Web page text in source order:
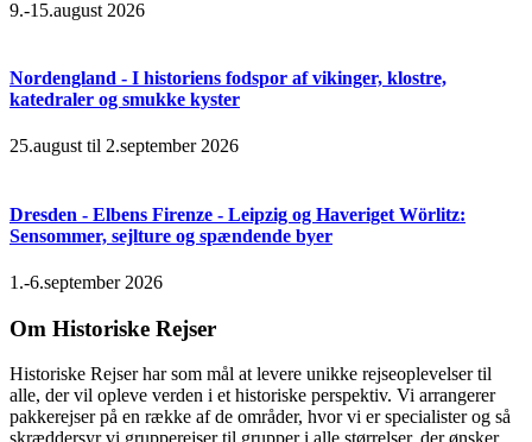
9.-15.august 2026
Nordengland - I historiens fodspor af vikinger, klostre,
katedraler og smukke kyster
25.august til 2.september 2026
Dresden - Elbens Firenze - Leipzig og Haveriget Wörlitz:
Sensommer, sejlture og spændende byer
1.-6.september 2026
Om Historiske Rejser
Historiske Rejser har som mål at levere unikke rejseoplevelser til
alle, der vil opleve verden i et historiske perspektiv. Vi arrangerer
pakkerejser på en række af de områder, hvor vi er specialister og så